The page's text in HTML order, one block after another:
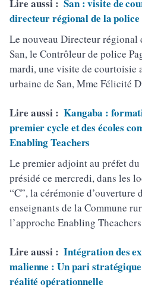
Lire aussi : San : visite de
directeur régional de la
Le nouveau Directeur régional
San, le Contrôleur de police
mardi, une visite de courtoisie
urbaine de San, Mme Félicité
Lire aussi : Kangaba :
premier cycle et des écoles
Enabling Teachers
Le premier adjoint au préfet
présidé ce mercredi, dans les
“C”, la cérémonie d’ouverture
enseignants de la Commune
l’approche Enabling
Lire aussi : Intégration des
malienne : Un pari
réalité opérationnelle